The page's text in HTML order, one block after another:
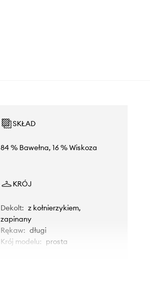
SKŁAD
84 % Bawełna, 16 % Wiskoza
KRÓJ
Dekolt: z kołnierzykiem,
zapinany
Rękaw: długi
Krój modelu: prosta